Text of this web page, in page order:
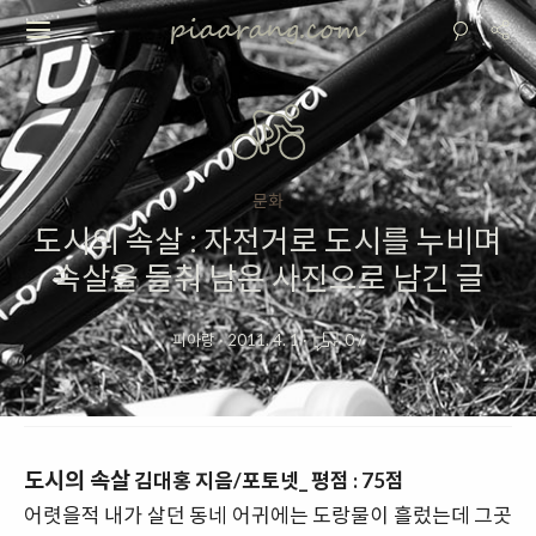
문화
도시의 속살 : 자전거로 도시를 누비며
속살을 들춰 남은 사진으로 남긴 글
피아랑·2011. 4. 1· 0/
도시의 속살김대홍 지음/포토넷_ 평점 : 75점
어렷을적 내가 살던 동네 어귀에는 도랑물이 흘렀는데 그곳